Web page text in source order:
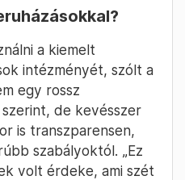
majd, haza akarja
a piacnak,
Ha kell, napi
elnökével, május
írni egy politikai